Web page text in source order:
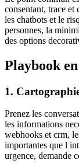
consentant, trace et
les chatbots et le
personnes, la
des options
Playbook
1.
Prenez les
les informations
webhooks et crm,
importantes que l
urgence, demande